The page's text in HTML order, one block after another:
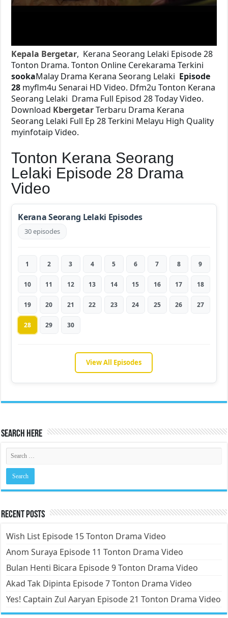
Kepala Bergetar, Kerana Seorang Lelaki Episode 28
Tonton Drama. Tonton Online Cerekarama Terkini
sookaMalay Drama Kerana Seorang Lelaki Episode
28 myflm4u Senarai HD Video. Dfm2u Tonton Kerana
Seorang Lelaki Drama Full Episod 28 Today Video.
Download KbergetarTerbaru Drama Kerana
Seorang Lelaki Full Ep 28 Terkini Melayu High Quality
myinfotaip Video.
Tonton Kerana Seorang
Lelaki Episode 28 Drama
Video
Kerana Seorang Lelaki Episodes
30 episodes
1 2 3 4 5 6 7 8 9
10 11 12 13 14 15 16 17 18
19 20 21 22 23 24 25 26 27
28 29 30
View All Episodes
Search Here
Recent Posts
Wish List Episode 15 Tonton Drama Video
Anom Suraya Episode 11 Tonton Drama Video
Bulan Henti Bicara Episode 9 Tonton Drama Video
Akad Tak Dipinta Episode 7 Tonton Drama Video
Yes! Captain Zul Aaryan Episode 21 Tonton Drama Video